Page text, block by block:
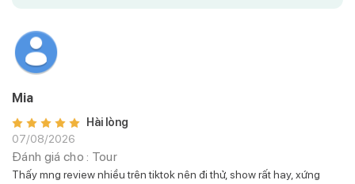
Mia
Hài lòng
07/08/2026
Đánh giá cho : Tour
Thấy mng review nhiều trên tiktok nên đi thử, show rất hay, xứng